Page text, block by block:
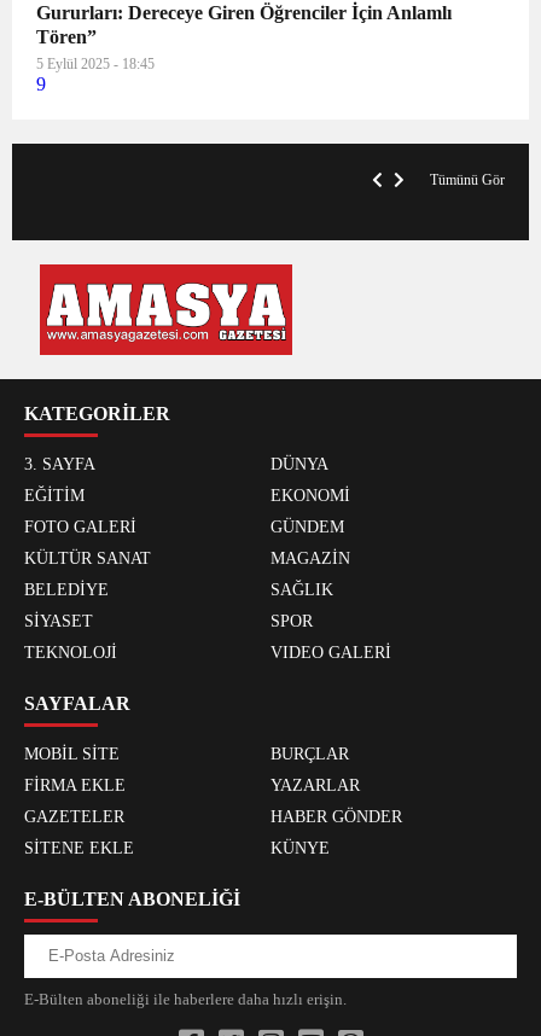
Gururları: Dereceye Giren Öğrenciler İçin Anlamlı
Tören”
5 Eylül 2025 - 18:45
9
Tümünü Gör
KATEGORİLER
3. SAYFA
DÜNYA
EĞİTİM
EKONOMİ
FOTO GALERİ
GÜNDEM
KÜLTÜR SANAT
MAGAZİN
BELEDİYE
SAĞLIK
SİYASET
SPOR
TEKNOLOJİ
VIDEO GALERİ
SAYFALAR
MOBİL SİTE
BURÇLAR
FİRMA EKLE
YAZARLAR
GAZETELER
HABER GÖNDER
SİTENE EKLE
KÜNYE
E-BÜLTEN ABONELİĞİ
E-Bülten aboneliği ile haberlere daha hızlı erişin.